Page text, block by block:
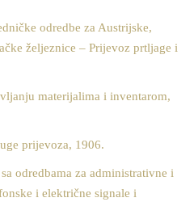
odredbe za Austrijske,
željeznice – Prijevoz prtljage i
materijalima i inventarom,
prijevoza, 1906.
odredbama za administrativne i
i električne signale i